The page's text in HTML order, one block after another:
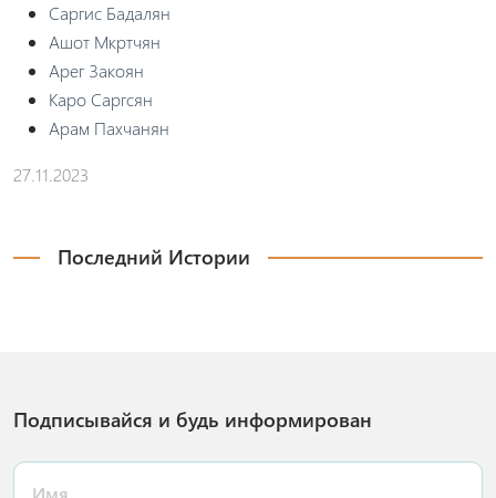
Саргис Бадалян
Ашот Мкртчян
Арег Закоян
Каро Саргсян
Арам Пахчанян
27.11.2023
Последний Истории
Подписывайся и будь информирован